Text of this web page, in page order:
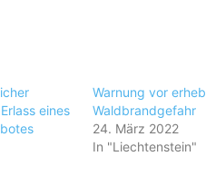
eines
Warnung vor
Waldbrandgefahr
24. März 2022
In "Liechtenstein"